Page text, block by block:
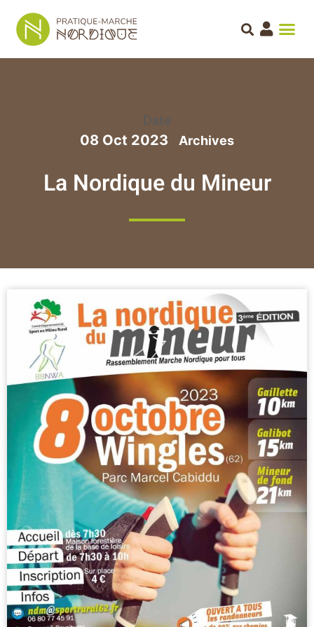
Date
08 Oct 2023
La Nordique du Mineur